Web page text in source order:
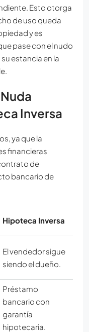
Esto otorga
de uso queda
y es
pase con el nudo
estancia en la
Inversa
ya que la
financieras
de
bancario de
Hipoteca Inversa
El vendedor sigue
siendo el dueño.
Préstamo
bancario con
garantía
hipotecaria.